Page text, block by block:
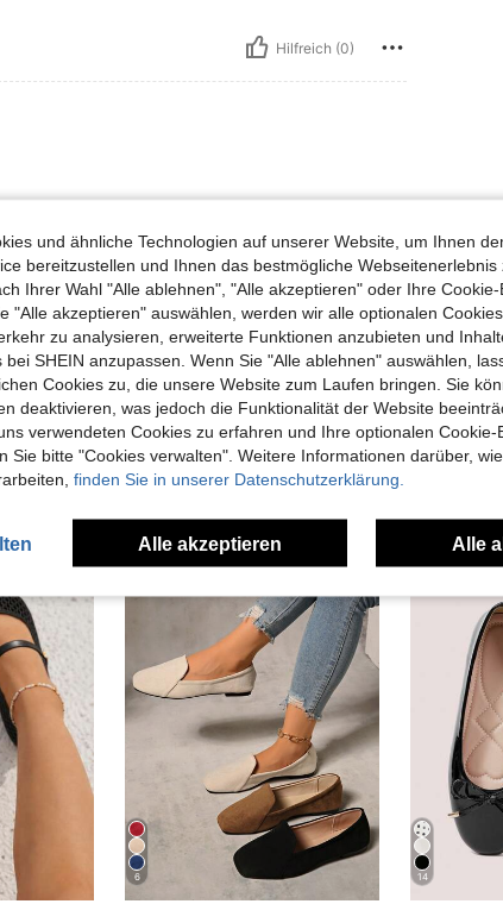
Hilfreich (0)
Hilfreich (0)
Ansehen
Angeschaut
6 14
und ähnliche Technologien auf unserer Website, um Ihnen
bereitzustellen und Ihnen das bestmögliche Webseitenerlebnis
Ihrer Wahl "Alle ablehnen", "Alle akzeptieren" oder Ihre
"Alle akzeptieren" auswählen, werden wir alle optionalen
zu analysieren, erweiterte Funktionen anzubieten und
bei SHEIN anzupassen. Wenn Sie "Alle ablehnen" auswählen,
Cookies zu, die unsere Website zum Laufen bringen. Sie
deaktivieren, was jedoch die Funktionalität der Website
verwendeten Cookies zu erfahren und Ihre optionalen Cookie-
Sie bitte "Cookies verwalten". Weitere Informationen darüber,
finden Sie in unserer Datenschutzerklärung.
Alle akzeptieren Alle